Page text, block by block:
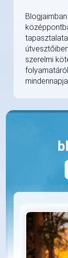
szerelmi